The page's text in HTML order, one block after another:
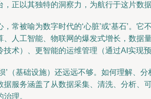
，正以其独特的洞察力，为航行于这片数
，常被喻为数字时代的‘心脏’或‘基石’。
人工智能、物联网的爆发式增长，数据
技术）、更智能的运维管理（通过AI实现
’（基础设施）还远远不够。如何理解、
据服务涵盖了从数据采集、清洗、分析、
理。